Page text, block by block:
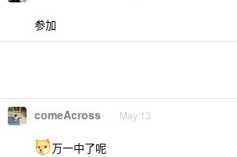
参加
comeAcross May 13
万一中了呢